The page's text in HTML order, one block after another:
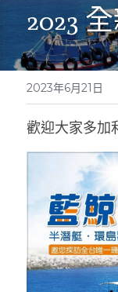
最新消息/
實景照片/
YOUTUBER
聯絡我們/
營業資訊/
東琉線
2023
2023年6月21日
歡迎大家多加